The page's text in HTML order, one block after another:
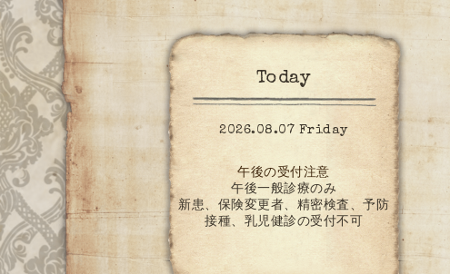
Today
2026.08.07 Friday
午後の受付注意
午後一般診療のみ
新患、保険変更者、精密検査、予防
接種、乳児健診の受付不可